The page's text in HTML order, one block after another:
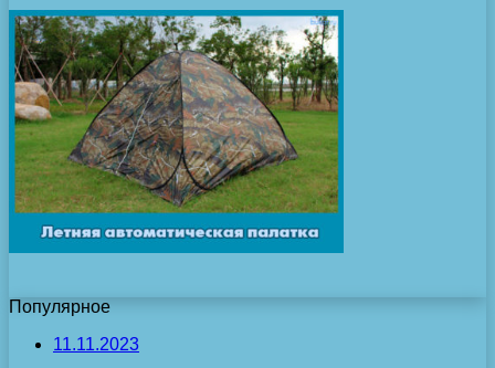
Популярное
11.11.2023